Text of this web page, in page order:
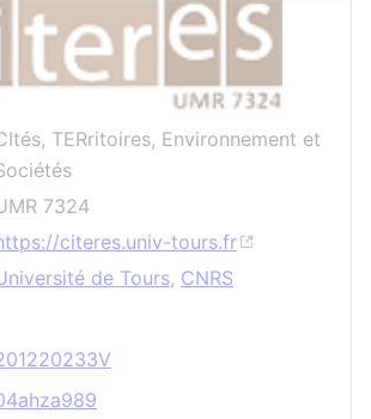
TERritoires, Environnement et
7324
citeres.univ-tours.fr
de Tours, CNRS